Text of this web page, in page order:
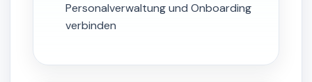
Personalverwaltung und Onboarding
verbinden